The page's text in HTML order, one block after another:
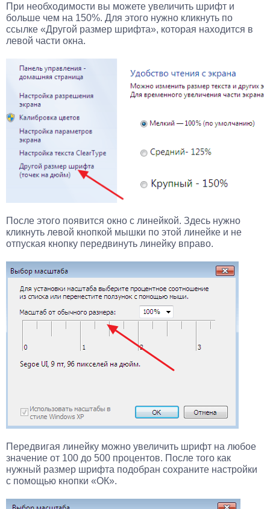
При необходимости вы можете увеличить шрифт и
больше чем на 150%. Для этого нужно кликнуть по
ссылке «Другой размер шрифта», которая находится в
левой части окна.
После этого появится окно с линейкой. Здесь нужно
кликнуть левой кнопкой мышки по этой линейке и не
отпуская кнопку передвинуть линейку вправо.
Передвигая линейку можно увеличить шрифт на любое
значение от 100 до 500 процентов. После того как
нужный размер шрифта подобран сохраните настройки
с помощью кнопки «ОК».